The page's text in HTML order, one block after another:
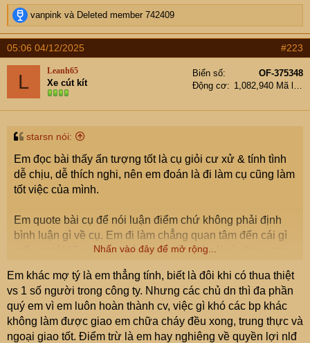
R
e
a
c
t
n
s
vanpink và Deleted member 742409
05:06 04/12/2025 #223
L Leanh65
Xe cút kít
Biển số
OF-375348
Động cơ
1,082,940 Mã lực
starsn nói:
Em đọc bài thấy ấn tượng tốt là cụ giỏi cư xử & tính tình
dễ chịu, dễ thích nghi, nên em đoán là đi làm cụ cũng làm
tốt việc của mình.
Em quote bài cụ để nói luận điểm chứ không phải định
bình luận gì về cụ. Em đi làm chẳng quan tâm đến cái gì
mấy ngoài tiền, nên ai trả em đủ tiền thì nói gì cũng xong
Nhấn vào đây để mở rộng...
Em khác mợ tý là em thẳng tính, biết là đôi khi có thua thiệt
vs 1 số người trong công ty. Nhưng các chủ dn thì đa phần
quý em vì em luôn hoàn thành cv, việc gì khó các bp khác
không làm được giao em chữa cháy đều xong, trung thực và
ngoại giao tốt. Điểm trừ là em hay nghiêng về quyền lợi nlđ